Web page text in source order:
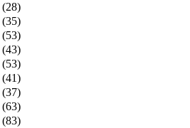
(28)
(35)
(53)
(43)
(53)
(41)
(37)
(63)
(83)